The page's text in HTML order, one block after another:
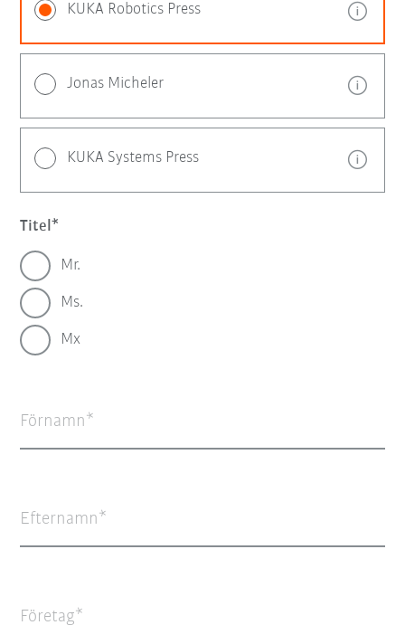
KUKA Robotics Press
Jonas Micheler
KUKA Systems Press
Titel
Mr.
Ms.
Mx
Förnamn
Efternamn
Företag